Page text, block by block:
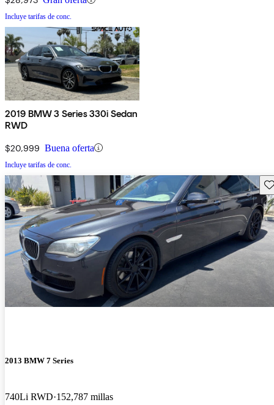
Incluye tarifas de conc.
2019 BMW 3 Series 330i Sedan
RWD
$20,999 Buena oferta
Incluye tarifas de conc.
2013 BMW 7 Series
740Li RWD 152,787 millas